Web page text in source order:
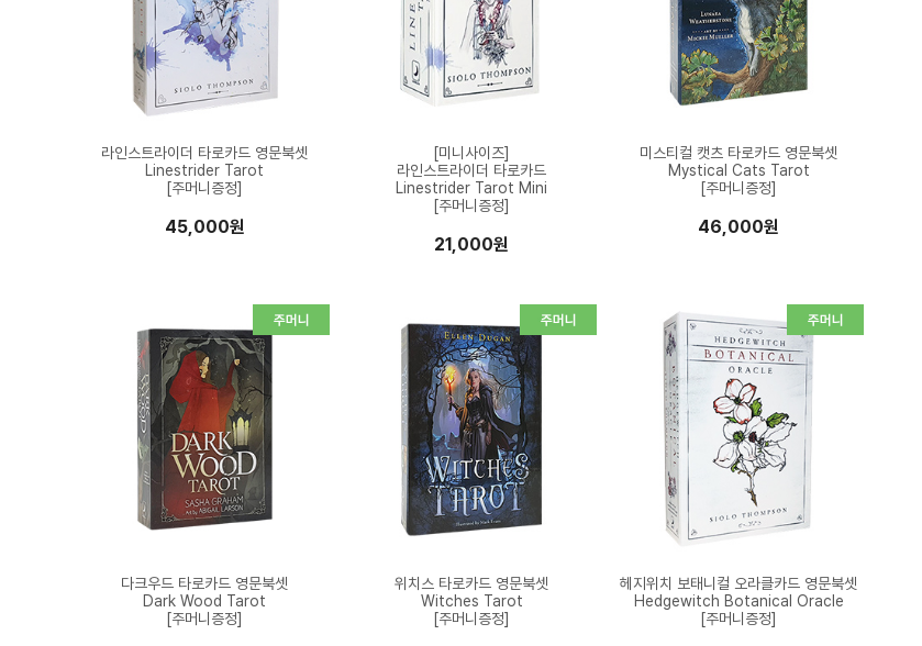
라인스트라이더 타로카드 영문북셋
Linestrider Tarot
[주머니증정]
45,000원
[미니사이즈]
라인스트라이더 타로카드
Linestrider Tarot Mini
[주머니증정]
21,000원
미스티컬 캣츠 타로카드 영문북셋
Mystical Cats Tarot
[주머니증정]
46,000원
다크우드 타로카드 영문북셋
Dark Wood Tarot
[주머니증정]
위치스 타로카드 영문북셋
Witches Tarot
[주머니증정]
헤지위치 보태니컬 오라클카드 영문북셋
Hedgewitch Botanical Oracle
[주머니증정]